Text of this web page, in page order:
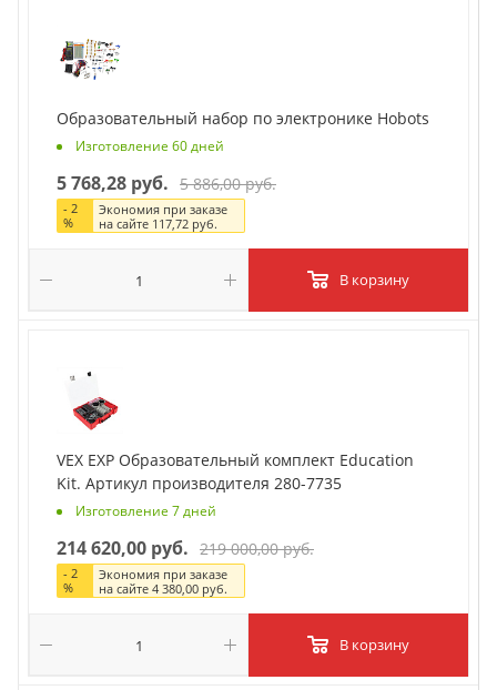
Образовательный набор по электронике Hobots
Изготовление 60 дней
5 768,28 руб. 5 886,00 руб.
- 2
%
Экономия при заказе
на сайте 117,72 руб.
В корзину
VEX EXP Образовательный комплект Education
Kit. Артикул производителя 280-7735
Изготовление 7 дней
214 620,00 руб. 219 000,00 руб.
- 2
%
Экономия при заказе
на сайте4 380,00 руб.
В корзину